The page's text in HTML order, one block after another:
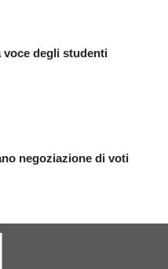
voce degli studenti
negoziazione di voti